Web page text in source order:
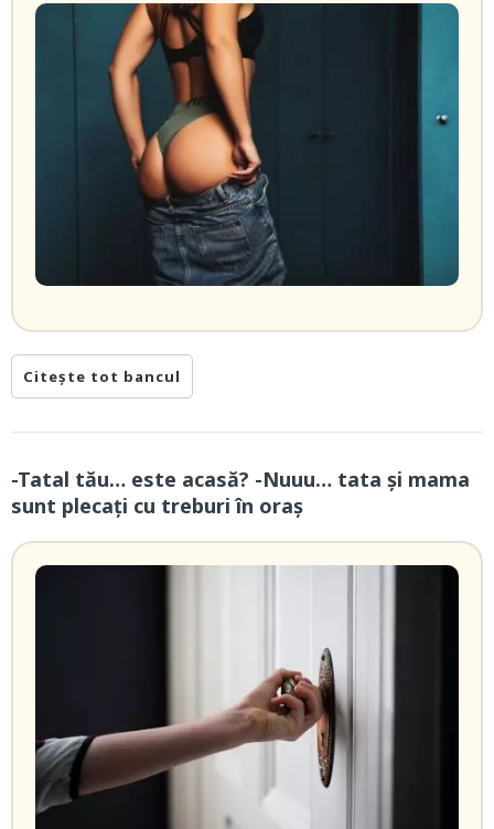
Citește tot bancul
-Tatal tău… este acasă? -Nuuu… tata și mama
sunt plecați cu treburi în oraș